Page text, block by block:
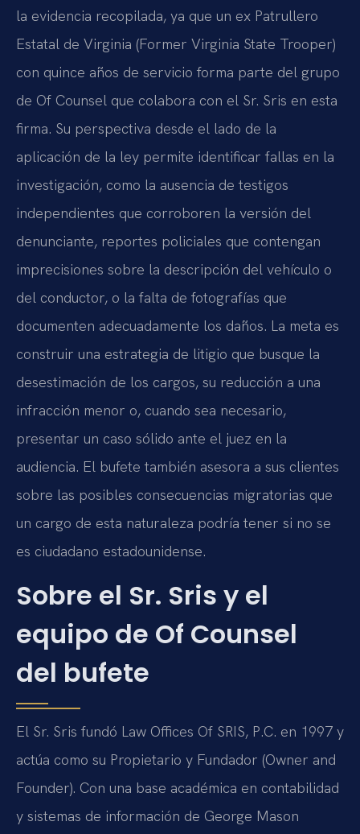
la evidencia recopilada, ya que un ex Patrullero
Estatal de Virginia (Former Virginia State Trooper)
con quince años de servicio forma parte del grupo
de Of Counsel que colabora con el Sr. Sris en esta
firma. Su perspectiva desde el lado de la
aplicación de la ley permite identificar fallas en la
investigación, como la ausencia de testigos
independientes que corroboren la versión del
denunciante, reportes policiales que contengan
imprecisiones sobre la descripción del vehículo o
del conductor, o la falta de fotografías que
documenten adecuadamente los daños. La meta es
construir una estrategia de litigio que busque la
desestimación de los cargos, su reducción a una
infracción menor o, cuando sea necesario,
presentar un caso sólido ante el juez en la
audiencia. El bufete también asesora a sus clientes
sobre las posibles consecuencias migratorias que
un cargo de esta naturaleza podría tener si no se
es ciudadano estadounidense.
Sobre el Sr. Sris y el
equipo de Of Counsel
del bufete
El Sr. Sris fundó Law Offices Of SRIS, P.C. en 1997 y
actúa como su Propietario y Fundador (Owner and
Founder). Con una base académica en contabilidad
y sistemas de información de George Mason